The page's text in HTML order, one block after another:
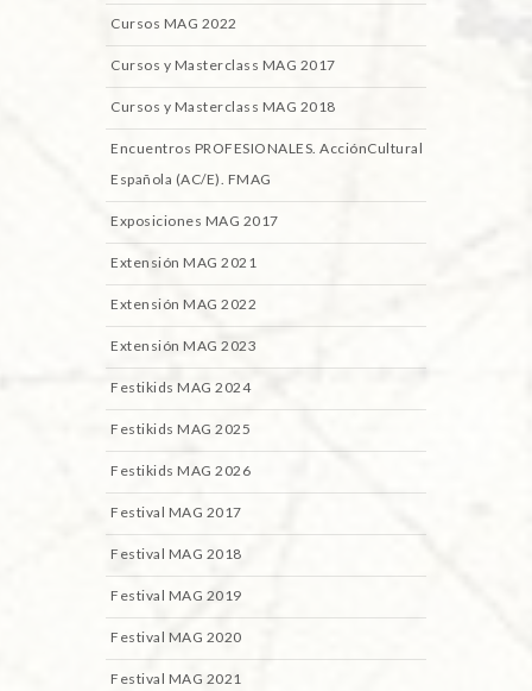
Cursos MAG 2022
Cursos y Masterclass MAG 2017
Cursos y Masterclass MAG 2018
Encuentros PROFESIONALES. AcciónCultural
Española (AC/E). FMAG
Exposiciones MAG 2017
Extensión MAG 2021
Extensión MAG 2022
Extensión MAG 2023
Festikids MAG 2024
Festikids MAG 2025
Festikids MAG 2026
Festival MAG 2017
Festival MAG 2018
Festival MAG 2019
Festival MAG 2020
Festival MAG 2021